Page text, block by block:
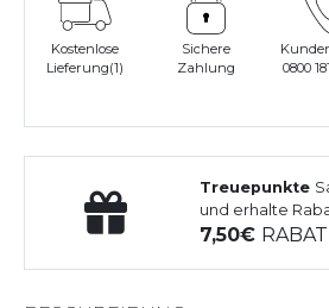
Kostenlose
Lieferung(1)
Sichere
Zahlung
0800
Treuepunkte
und erhalte
7,50